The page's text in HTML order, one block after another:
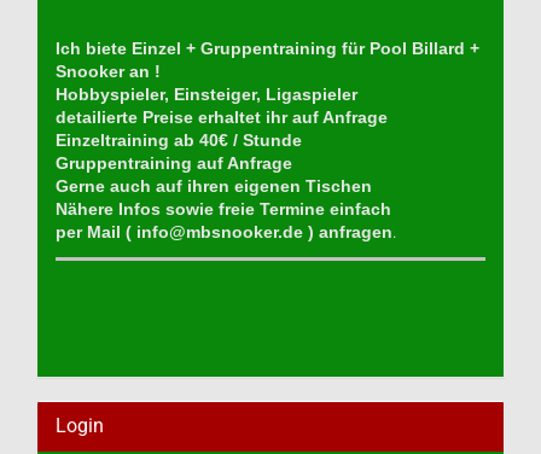
Ich biete Einzel + Gruppentraining für Pool Billard +
Snooker an !
Hobbyspieler, Einsteiger, Ligaspieler
detailierte Preise erhaltet ihr auf Anfrage
Einzeltraining ab 40€ / Stunde
Gruppentraining auf Anfrage
Gerne auch auf ihren eigenen Tischen
Nähere Infos sowie freie Termine einfach
per Mail ( info@mbsnooker.de ) anfragen.
Login